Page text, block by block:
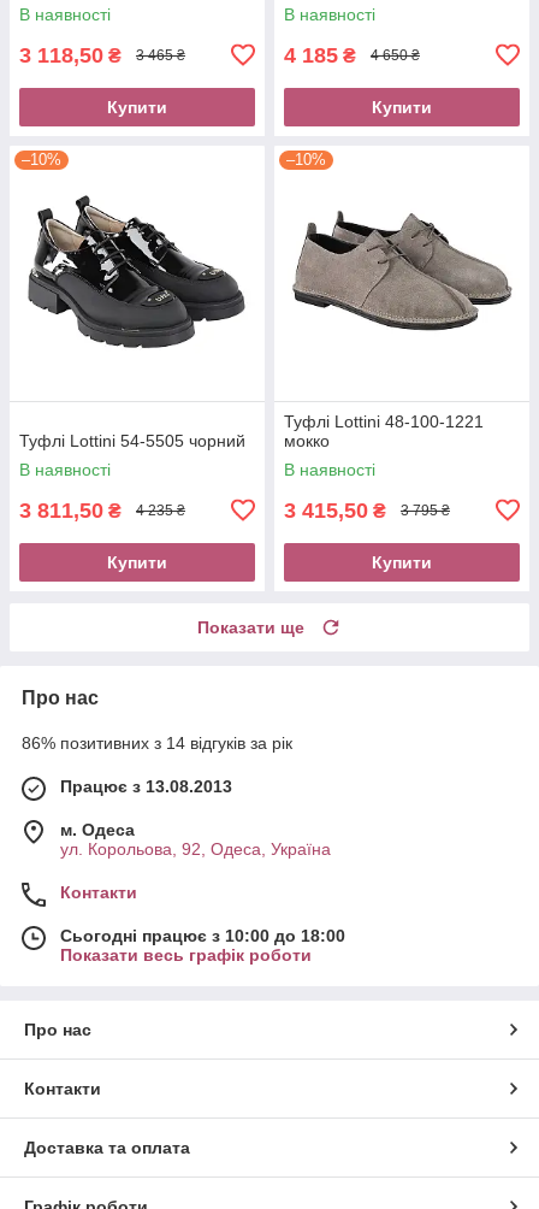
В наявності
3 118,50 ₴ 3 465 ₴
Купити
В наявності
4 185 ₴ 4 650 ₴
Купити
–10%
Туфлі Lottini 54-5505 чорний
В наявності
3 811,50 ₴ 4 235 ₴
Купити
–10%
Туфлі Lottini 48-100-1221
мокко
В наявності
3 415,50 ₴ 3 795 ₴
Купити
Показати ще
Про нас
86% позитивних з 14 відгуків за рік
Працює з 13.08.2013
м. Одеса
ул. Корольова, 92, Одеса, Україна
Контакти
Сьогодні працює з 10:00 до 18:00
Показати весь графік роботи
Про нас
Контакти
Доставка та оплата